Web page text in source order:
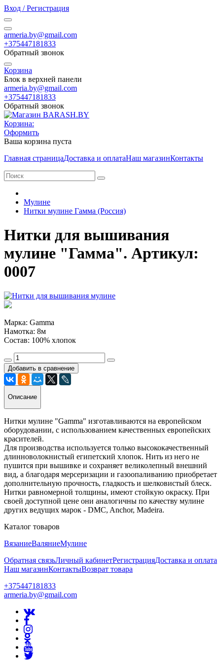
Вход / Регистрация
armeria.by@gmail.com
+375447181833
Обратный звонок
Корзина
Блок в верхней панели
armeria.by@gmail.com
+375447181833
Обратный звонок
Корзина:
Оформить
Ваша корзина пуста
Главная страницаДоставка и оплатаНаш магазинКонтакты
Мулине
Нитки мулине Гамма (Россия)
Нитки для вышивания
мулине "Гамма". Артикул:
0007
Марка: Gamma
Намотка: 8м
Состав: 100% хлопок
Добавить в сравнение
Описание
Нитки мулине "Gamma" изготавливаются на европейском
оборудовании, с использованием качественных европейских
красителей.
Для производства используется только высококачественный
длинноволокнистый египетский хлопок. Нить из него не
пушится при вышивке и сохраняет великолепный внешний
вид, а благодаря мерсеризации и газоопаливанию приобретает
дополнительную прочность, гладкость и шелковистый блеск.
Нитки равномерной толщины, имеют стойкую окраску. При
своей доступной цене они аналогичны по качеству мулине
других ведущих марок - DMC, Anchor, Madeira.
Каталог товаров
ВязаниеВаляниеМулине
Обратная связьЛичный кабинетРегистрацияДоставка и оплата
Наш магазинКонтактыВозврат товара
+375447181833
armeria.by@gmail.com